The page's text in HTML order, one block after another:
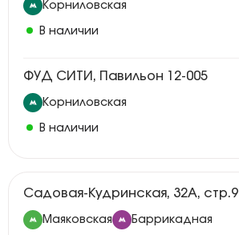
Корниловская
В наличии
ФУД СИТИ, Павильон 12-005
Корниловская
В наличии
Садовая-Кудринская, 32А, стр.9
Маяковская Баррикадная